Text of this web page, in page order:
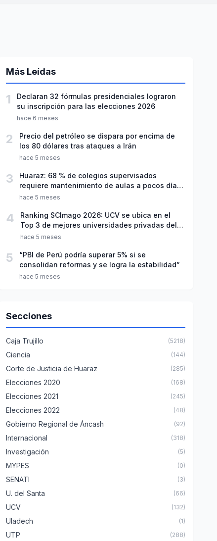
Más Leídas
1
Declaran 32 fórmulas presidenciales lograron
su inscripción para las elecciones 2026
hace 6 meses
2
Precio del petróleo se dispara por encima de
los 80 dólares tras ataques a Irán
hace 5 meses
3
Huaraz: 68 % de colegios supervisados
requiere mantenimiento de aulas a pocos días
de inicio del año escolar 2026
hace 5 meses
4
Ranking SCImago 2026: UCV se ubica en el
Top 3 de mejores universidades privadas del
Perú
hace 5 meses
5
“PBI de Perú podría superar 5% si se
consolidan reformas y se logra la estabilidad”
hace 5 meses
Secciones
Caja Trujillo (5218)
Ciencia (144)
Corte de Justicia de Huaraz (285)
Elecciones 2020 (168)
Elecciones 2021 (245)
Elecciones 2022 (48)
Gobierno Regional de Áncash (92)
Internacional (318)
Investigación (5)
MYPES (0)
SENATI (3)
U. del Santa (66)
UCV (132)
Uladech (1)
UTP (288)